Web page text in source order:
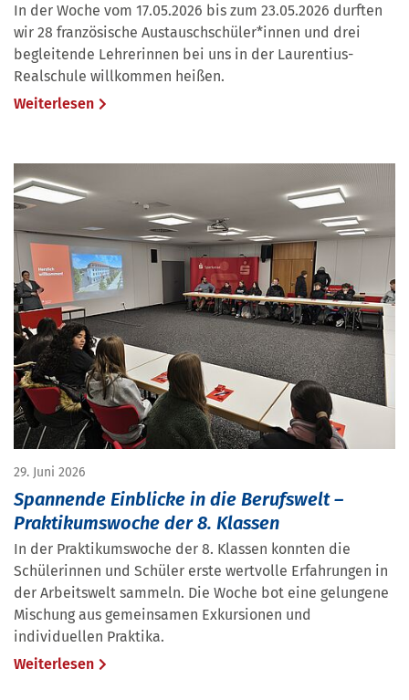
In der Woche vom 17.05.2026 bis zum 23.05.2026 durften
wir 28 französische Austauschschüler*innen und drei
begleitende Lehrerinnen bei uns in der Laurentius-
Realschule willkommen heißen.
Weiterlesen
29. Juni 2026
Spannende Einblicke in die Berufswelt –
Praktikumswoche der 8. Klassen
In der Praktikumswoche der 8. Klassen konnten die
Schülerinnen und Schüler erste wertvolle Erfahrungen in
der Arbeitswelt sammeln. Die Woche bot eine gelungene
Mischung aus gemeinsamen Exkursionen und
individuellen Praktika.
Weiterlesen